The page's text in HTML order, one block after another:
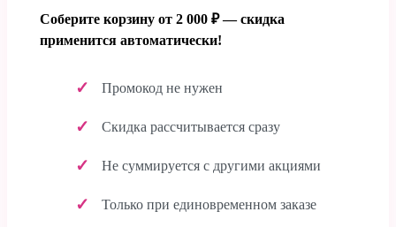
Соберите корзину от 2 000 ₽ — скидка
применится автоматически!
Промокод не нужен
Скидка рассчитывается сразу
Не суммируется с другими акциями
Только при единовременном заказе